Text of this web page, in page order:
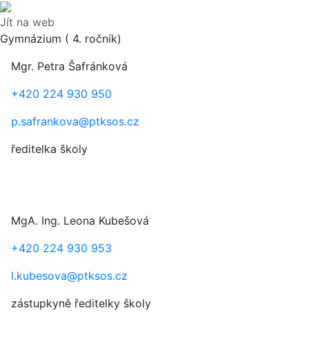
Jít na web
Gymnázium ( 4. ročník)
Mgr. Petra Šafránková
+420 224 930 950
p.safrankova@ptksos.cz
ředitelka školy
MgA. Ing. Leona Kubešová
+420 224 930 953
l.kubesova@ptksos.cz
zástupkyně ředitelky školy